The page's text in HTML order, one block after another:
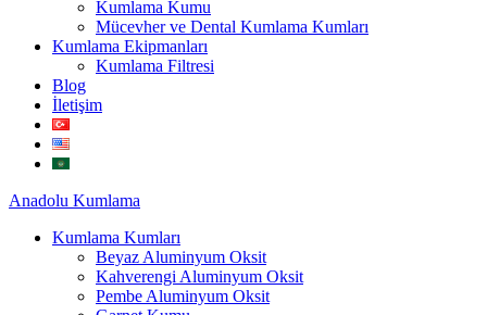
Kumlama Kumu
Mücevher ve Dental Kumlama Kumları
Kumlama Ekipmanları
Kumlama Filtresi
Blog
İletişim
Anadolu Kumlama
Kumlama Kumları
Beyaz Aluminyum Oksit
Kahverengi Aluminyum Oksit
Pembe Aluminyum Oksit